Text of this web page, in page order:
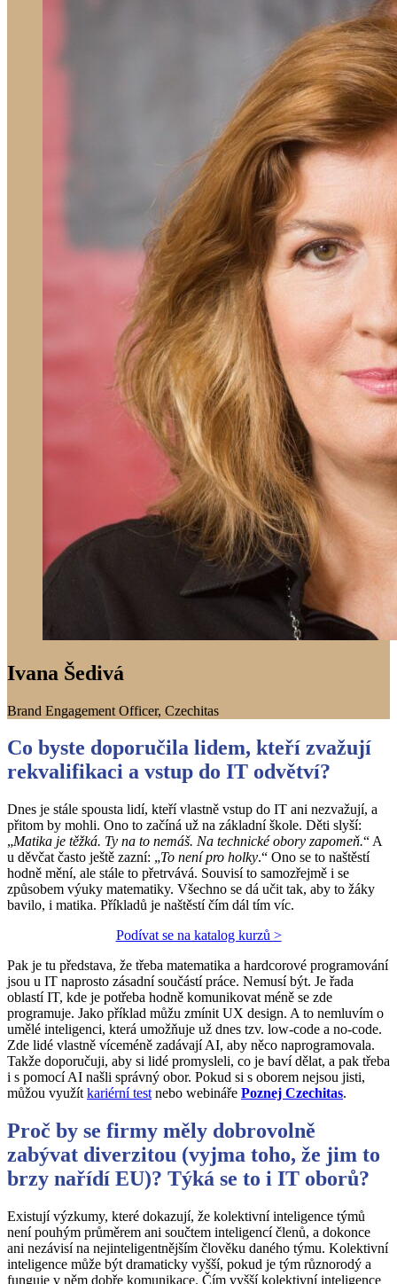
Ivana Šedivá
Brand Engagement Officer, Czechitas
Co byste doporučila lidem, kteří zvažují
rekvalifikaci a vstup do IT odvětví?
Dnes je stále spousta lidí, kteří vlastně vstup do IT ani nezvažují, a
přitom by mohli. Ono to začíná už na základní škole. Děti slyší:
„Matika je těžká. Ty na to nemáš. Na technické obory zapomeň.“ A
u děvčat často ještě zazní: „To není pro holky.“ Ono se to naštěstí
hodně mění, ale stále to přetrvává. Souvisí to samozřejmě i se
způsobem výuky matematiky. Všechno se dá učit tak, aby to žáky
bavilo, i matika. Příkladů je naštěstí čím dál tím víc.
Podívat se na katalog kurzů >
Pak je tu představa, že třeba matematika a hardcorové programování
jsou u IT naprosto zásadní součástí práce. Nemusí být. Je řada
oblastí IT, kde je potřeba hodně komunikovat méně se zde
programuje. Jako příklad můžu zmínit UX design. A to nemluvím o
umělé inteligenci, která umožňuje už dnes tzv. low-code a no-code.
Zde lidé vlastně víceméně zadávají AI, aby něco naprogramovala.
Takže doporučuji, aby si lidé promysleli, co je baví dělat, a pak třeba
i s pomocí AI našli správný obor. Pokud si s oborem nejsou jisti,
můžou využít kariérní test nebo webináře Poznej Czechitas.
Proč by se firmy měly dobrovolně
zabývat diverzitou (vyjma toho, že jim to
brzy nařídí EU)? Týká se to i IT oborů?
Existují výzkumy, které dokazují, že kolektivní inteligence týmů
není pouhým průměrem ani součtem inteligencí členů, a dokonce
ani nezávisí na nejinteligentnějším člověku daného týmu. Kolektivní
inteligence může být dramaticky vyšší, pokud je tým různorodý a
funguje v něm dobře komunikace. Čím vyšší kolektivní inteligence